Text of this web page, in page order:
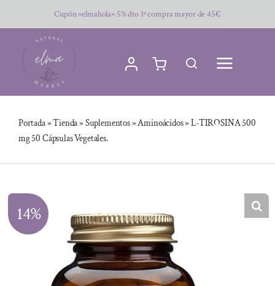
al
contenido
Cupón «elmahola» 5% dto 1ª compra mayor de 45€
Portada»Tienda»Suplementos»Aminoácidos»L-TIROSINA 500
mg 50 Cápsulas Vegetales.
14%